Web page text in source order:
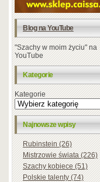
Blog na YouTube
"Szachy w moim życiu" na
YouTube
Kategorie
Kategorie
Najnowsze wpisy
Rubinstein (26)
Mistrzowie świata (226)
Szachy kobiece (51)
Polskie talenty (74)